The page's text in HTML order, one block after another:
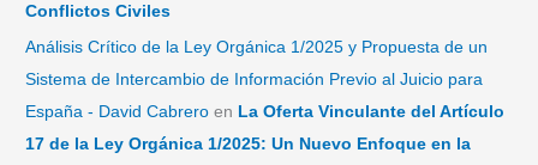
Conflictos Civiles
Análisis Crítico de la Ley Orgánica 1/2025 y Propuesta de un
Sistema de Intercambio de Información Previo al Juicio para
España - David Cabrero en La Oferta Vinculante del Artículo
17 de la Ley Orgánica 1/2025: Un Nuevo Enfoque en la